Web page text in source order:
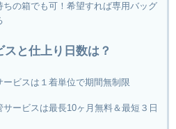
ちの箱でも可！希望すれば専用バッグ
スと仕上り日数は？
ービスは１着単位で期間無制限
サービスは最長10ヶ月無料＆最短３日